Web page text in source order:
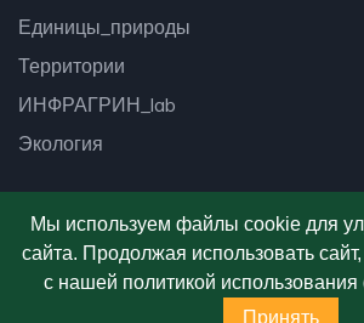
Единицы_природы
Территории
ИНФРАГРИН_lab
Экология
© 2026Платформа ИНФРАГРИН- Все
Мы используем файлы cookie для
сайта. Продолжая использовать
с нашей политикой
Принять